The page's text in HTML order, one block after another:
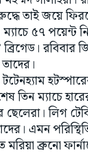
তাই জয়ে
৫৭ পয়েন্ট
ব্রিগেড।
তিন ম্যাচে
লিগ
এমন
মরিয়া ব্রুনো